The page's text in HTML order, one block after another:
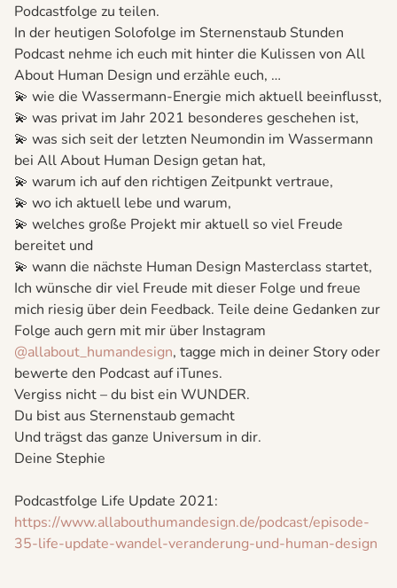
Podcastfolge zu teilen.
In der heutigen Solofolge im Sternenstaub Stunden
Podcast nehme ich euch mit hinter die Kulissen von All
About Human Design und erzähle euch, …
💫 wie die Wassermann-Energie mich aktuell beeinflusst,
💫 was privat im Jahr 2021 besonderes geschehen ist,
💫 was sich seit der letzten Neumondin im Wassermann
bei All About Human Design getan hat,
💫 warum ich auf den richtigen Zeitpunkt vertraue,
💫 wo ich aktuell lebe und warum,
💫 welches große Projekt mir aktuell so viel Freude
bereitet und
💫 wann die nächste Human Design Masterclass startet,
Ich wünsche dir viel Freude mit dieser Folge und freue
mich riesig über dein Feedback. Teile deine Gedanken zur
Folge auch gern mit mir über Instagram
@allabout_humandesign, tagge mich in deiner Story oder
bewerte den Podcast auf iTunes.
Vergiss nicht – du bist ein WUNDER.
Du bist aus Sternenstaub gemacht
Und trägst das ganze Universum in dir.
Deine Stephie
Podcastfolge Life Update 2021:
https://www.allabouthumandesign.de/podcast/episode-
35-life-update-wandel-veranderung-und-human-design